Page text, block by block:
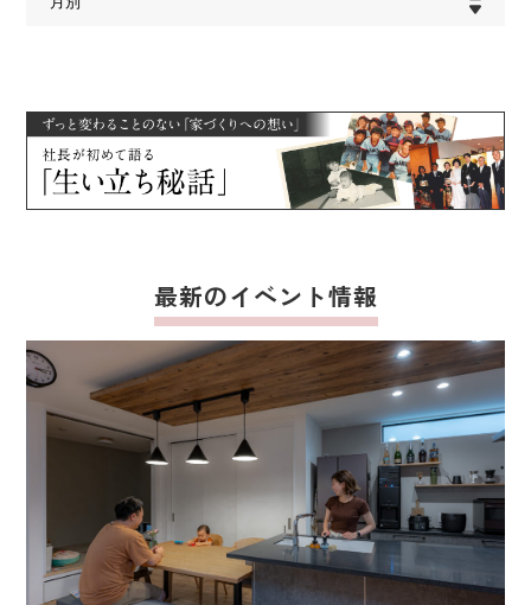
最新のイベント情報